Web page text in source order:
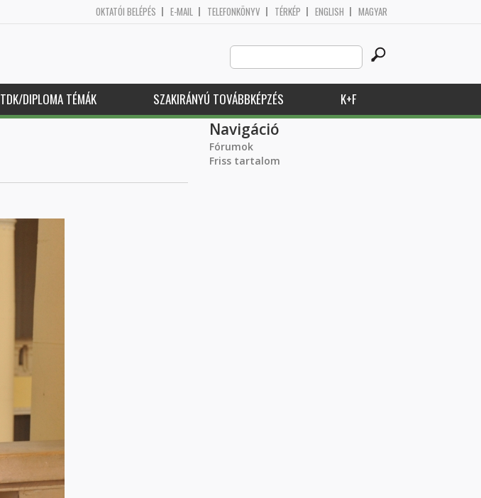
OKTATÓI BELÉPÉS E-MAIL TELEFONKÖNYV TÉRKÉP ENGLISH MAGYAR
Search
this
site
TDK/DIPLOMA TÉMÁK SZAKIRÁNYÚ TOVÁBBKÉPZÉS K+F
Navigáció
Fórumok
Friss tartalom